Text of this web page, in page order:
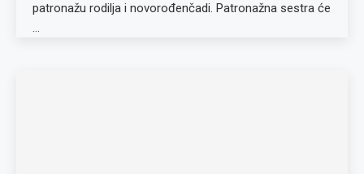
patronažu rodilja i novorođenčadi. Patronažna sestra će
…